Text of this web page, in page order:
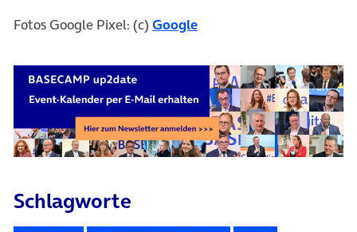
Fotos Google Pixel: (c) Google(öffnet in neuem Tab)
Schlagworte